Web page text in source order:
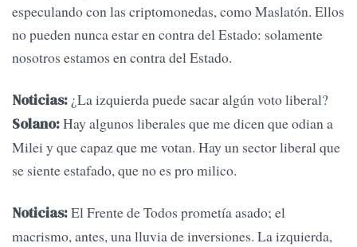
especulando con las criptomonedas, como Maslatón. Ellos
no pueden nunca estar en contra del Estado: solamente
nosotros estamos en contra del Estado.
Noticias: ¿La izquierda puede sacar algún voto liberal?
Solano:Hay algunos liberales que me dicen que odian a
Milei y que capaz que me votan. Hay un sector liberal que
se siente estafado, que no es pro milico.
Noticias:El Frente de Todos prometía asado; el
macrismo, antes, una lluvia de inversiones. La izquierda,